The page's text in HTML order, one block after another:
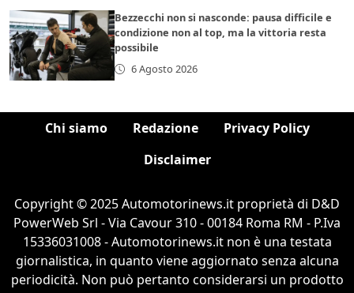
Bezzecchi non si nasconde: pausa difficile e
condizione non al top, ma la vittoria resta
possibile
6 Agosto 2026
Chi siamo Redazione
Privacy Policy
Disclaimer
Copyright © 2025 Automotorinews.it proprietà di D&D
PowerWeb Srl - Via Cavour 310 - 00184 Roma RM - P.Iva
15336031008 - Automotorinews.it non è una testata
giornalistica, in quanto viene aggiornato senza alcuna
periodicità. Non può pertanto considerarsi un prodotto